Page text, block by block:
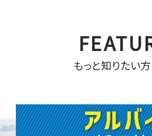
もっと知りたい